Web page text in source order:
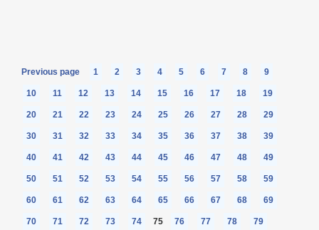
Previous page 1 2 3 4 5 6 7 8 9
10 11 12 13 14 15 16 17 18 19
20 21 22 23 24 25 26 27 28 29
30 31 32 33 34 35 36 37 38 39
40 41 42 43 44 45 46 47 48 49
50 51 52 53 54 55 56 57 58 59
60 61 62 63 64 65 66 67 68 69
70 71 72 73 74 75 76 77 78 79